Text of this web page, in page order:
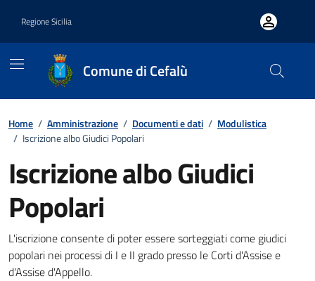
Regione Sicilia
Comune di Cefalù
Home / Amministrazione / Documenti e dati / Modulistica
/ Iscrizione albo Giudici Popolari
Iscrizione albo Giudici
Popolari
Dettagli del documento
L'iscrizione consente di poter essere sorteggiati come giudici
popolari nei processi di I e II grado presso le Corti d'Assise e
d'Assise d'Appello.